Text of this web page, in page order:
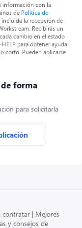
información con la
de Política de
incluida la recepción de
Recibirás un
cambio en el estado
para obtener ayuda
corto. Pueden aplicarse
de forma
para solicitarla
contratar
Mejores
y consejos de